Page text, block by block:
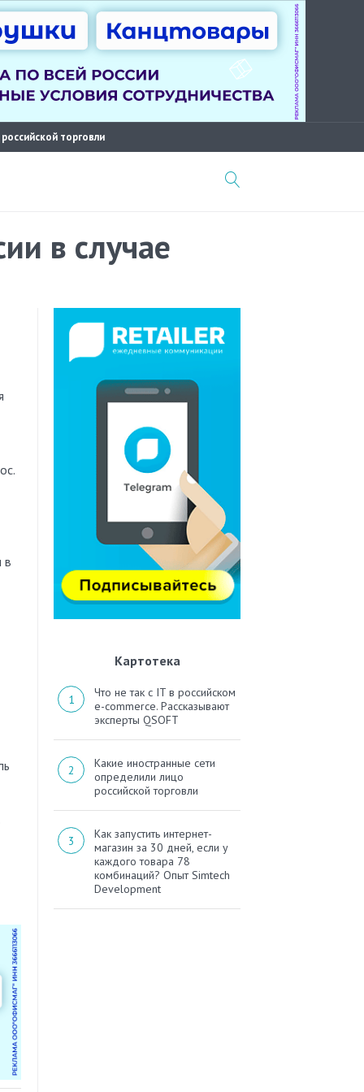
торговли
в случае
в
Картотека
Что не так с IT в российском
e-commerce. Рассказывают
эксперты QSOFT
Какие иностранные сети
определили лицо
российской торговли
Как запустить интернет-
магазин за 30 дней, если у
каждого товара 78
комбинаций? Опыт Simtech
Development